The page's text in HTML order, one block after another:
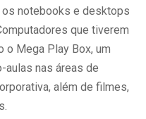
notebooks e desktops
que tiverem
o Mega Play Box, um
nas áreas de
além de filmes,